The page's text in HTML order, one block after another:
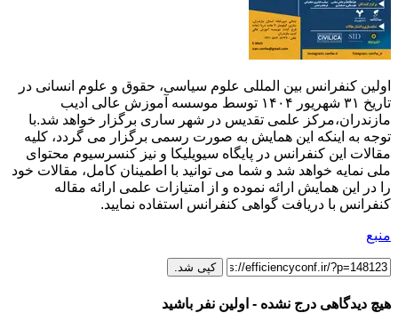
اولین کنفرانس بین المللی علوم سیاسی، حقوق و علوم انسانی در
تاریخ ۳۱ شهریور ۱۴۰۴ توسط موسسه آموزش عالی ادیب
مازندران،مرکز علمی تقدیس در شهر ساری برگزار خواهد شد.با
توجه به اینکه این همایش به صورت رسمی برگزار می گردد، کلیه
مقالات این کنفرانس در پایگاه سیویلیکا و نیز کنسرسیوم محتوای
ملی نمایه خواهد شد و شما می توانید با اطمینان کامل، مقالات خود
را در این همایش ارائه نموده و از امتیازات علمی ارائه مقاله
کنفرانس با دریافت گواهی کنفرانس استفاده نمایید.
منبع
کپی شد.
هیچ دیدگاهی درج نشده - اولین نفر باشید